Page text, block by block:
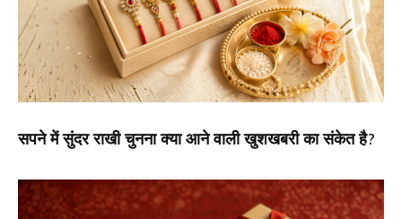
सपने में सुंदर राखी चुनना क्या आने वाली खुशखबरी का संकेत है?